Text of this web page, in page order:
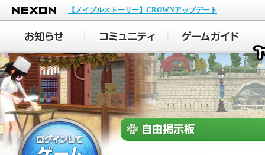
NEXON
【メイプルストーリー】CROWNアップデート